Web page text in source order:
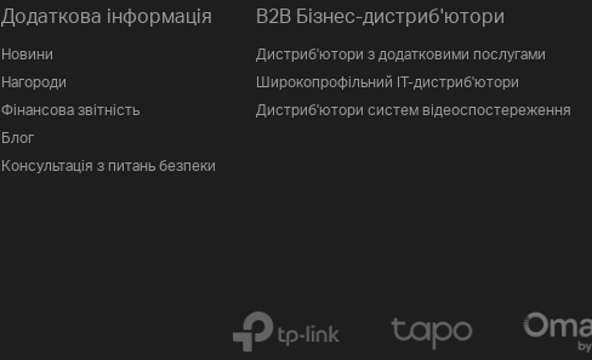
Додаткова інформація
Новини
Нагороди
Фінансова звітність
Блог
Консультація з питань безпеки
B2B Бізнес-дистриб'ютори
Дистриб'ютори з додатковими послугами
Широкопрофільний IT-дистриб'ютори
Дистриб'ютори систем відеоспостереження